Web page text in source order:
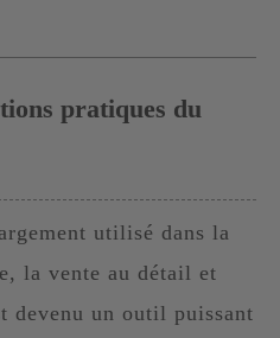
pratiques du
utilisé dans la
la vente au détail et
devenu un outil puissant